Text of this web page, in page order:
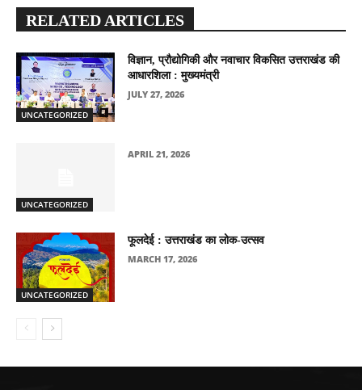
RELATED ARTICLES
UNCATEGORIZED
विज्ञान, प्रौद्योगिकी और नवाचार विकसित उत्तराखंड की
आधारशिला : मुख्यमंत्री
JULY 27, 2026
UNCATEGORIZED
APRIL 21, 2026
UNCATEGORIZED
फूलदेई : उत्तराखंड का लोक-उत्सव
MARCH 17, 2026